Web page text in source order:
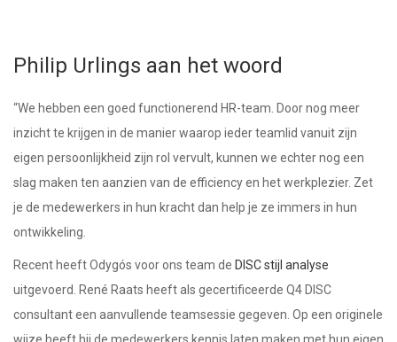
Philip Urlings aan het woord
“We hebben een goed functionerend HR-team. Door nog meer
inzicht te krijgen in de manier waarop ieder teamlid vanuit zijn
eigen persoonlijkheid zijn rol vervult, kunnen we echter nog een
slag maken ten aanzien van de efficiency en het werkplezier. Zet
je de medewerkers in hun kracht dan help je ze immers in hun
ontwikkeling.
Recent heeft Odygós voor ons team de DISC stijl analyse
uitgevoerd. René Raats heeft als gecertificeerde Q4 DISC
consultant een aanvullende teamsessie gegeven. Op een originele